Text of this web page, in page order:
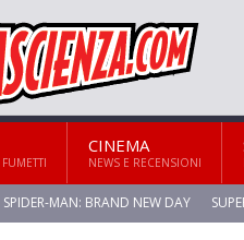
CINEMA
NEWS E RECENSIONI
SPIDER-MAN: BRAND NEW DAY